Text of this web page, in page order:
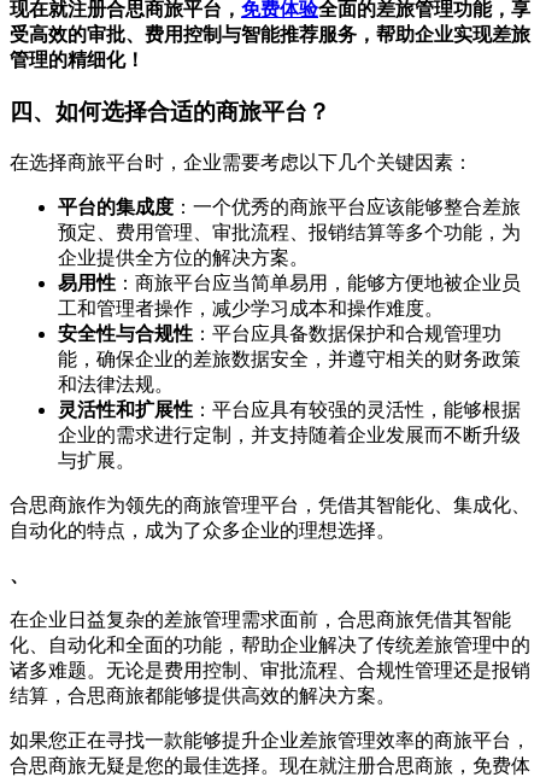
现在就注册合思商旅平台， 免费体验全面的差旅管理功能，享
受高效的审批、费用控制与智能推荐服务，帮助企业实现差旅
管理的精细化！
四、如何选择合适的商旅平台？
在选择商旅平台时，企业需要考虑以下几个关键因素：
平台的集成度 ：一个优秀的商旅平台应该能够整合差旅
预定、费用管理、审批流程、报销结算等多个功能，为
企业提供全方位的解决方案。
易用性 ：商旅平台应当简单易用，能够方便地被企业员
工和管理者操作，减少学习成本和操作难度。
安全性与合规性 ：平台应具备数据保护和合规管理功
能，确保企业的差旅数据安全，并遵守相关的财务政策
和法律法规。
灵活性和扩展性 ：平台应具有较强的灵活性，能够根据
企业的需求进行定制，并支持随着企业发展而不断升级
与扩展。
合思商旅作为领先的商旅管理平台，凭借其智能化、集成化、
自动化的特点，成为了众多企业的理想选择。
、
在企业日益复杂的差旅管理需求面前，合思商旅凭借其智能
化、自动化和全面的功能，帮助企业解决了传统差旅管理中的
诸多难题。无论是费用控制、审批流程、合规性管理还是报销
结算，合思商旅都能够提供高效的解决方案。
如果您正在寻找一款能够提升企业差旅管理效率的商旅平台，
合思商旅无疑是您的最佳选择。现在就注册合思商旅，免费体